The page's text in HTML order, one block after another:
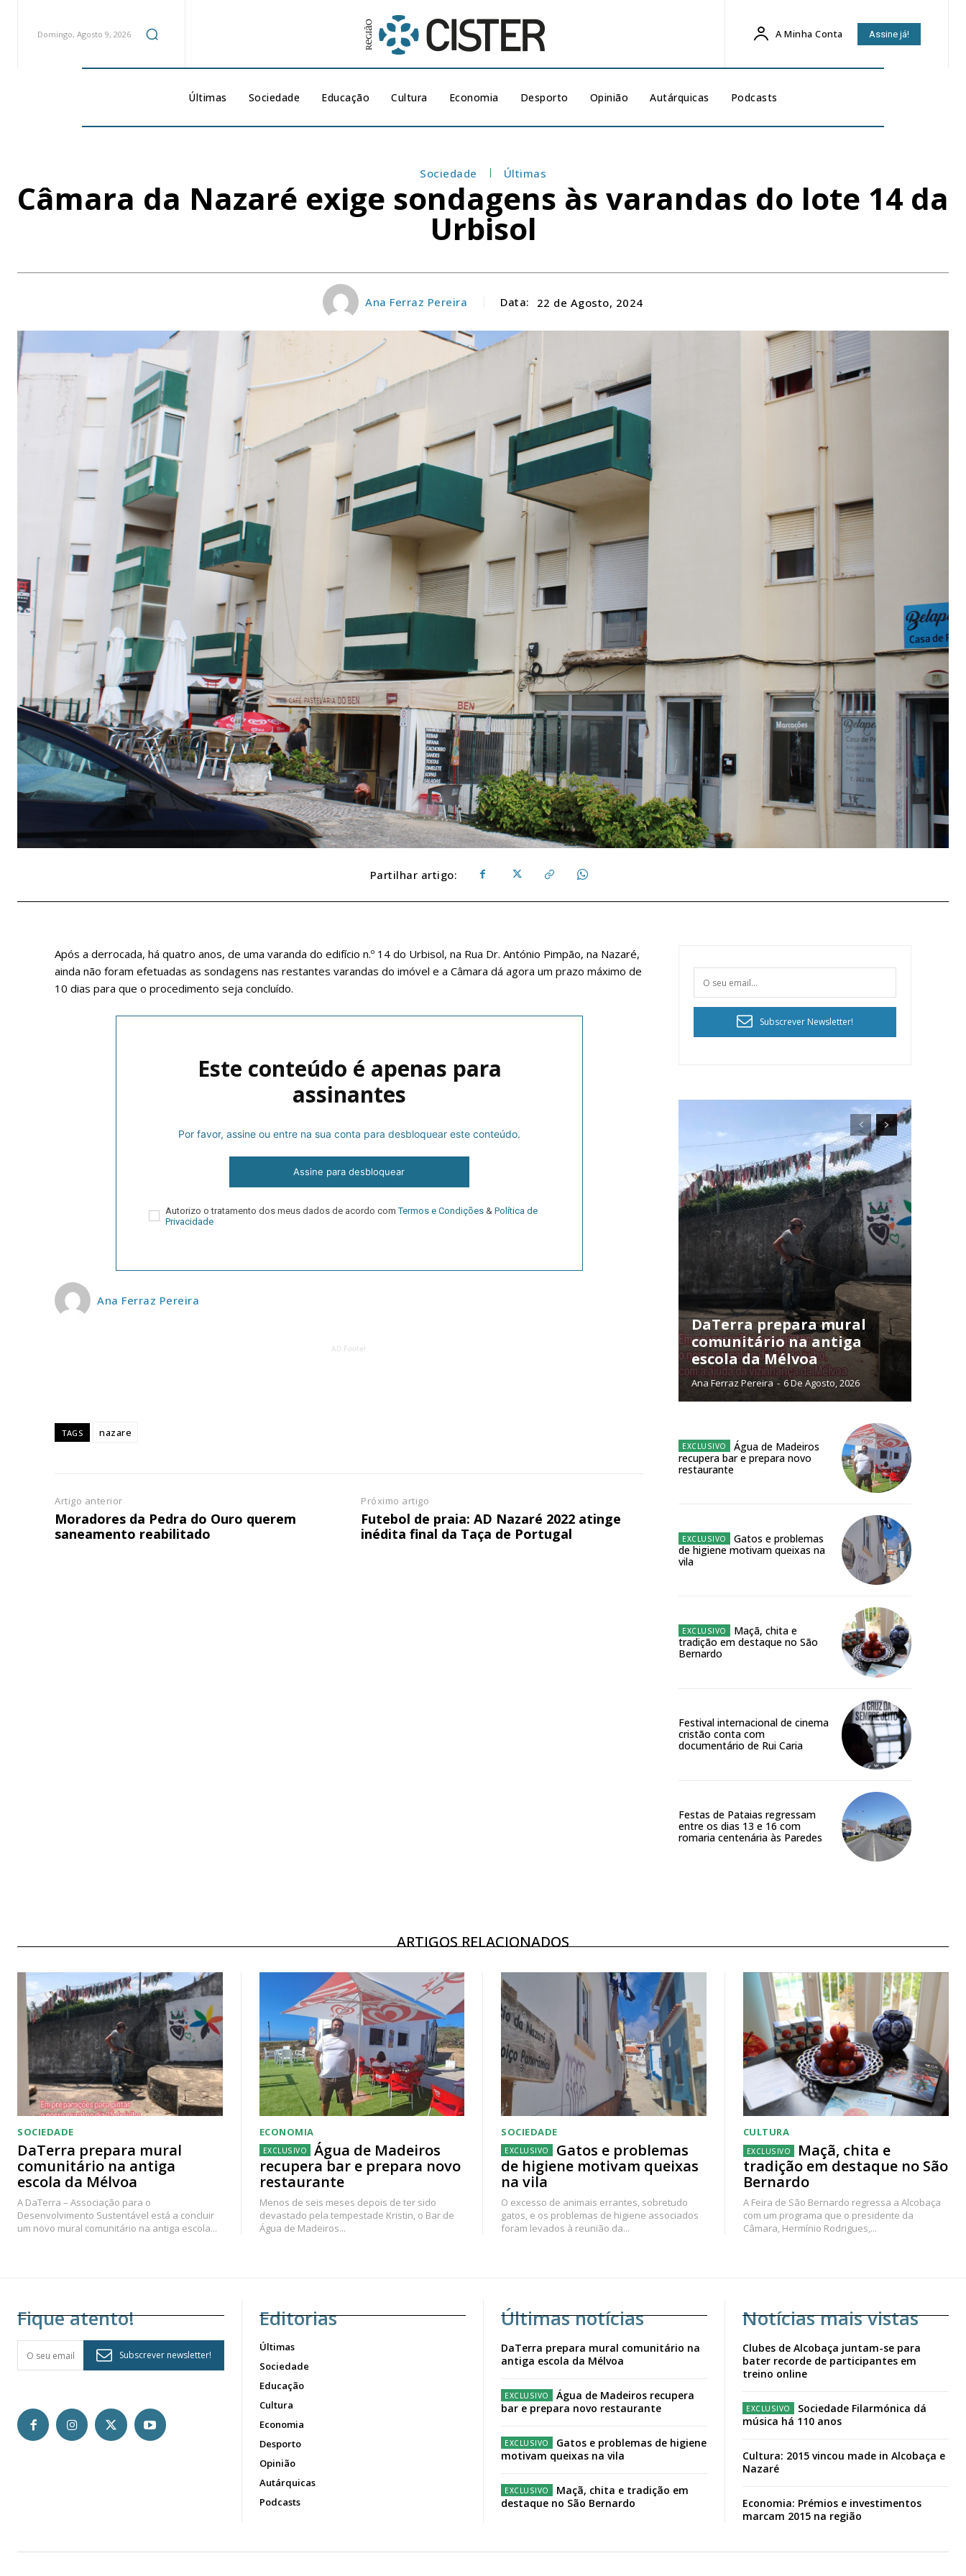
Planos de Assinatura
Faça-se assinante do Região de Cister e ajude-nos a manter este serviço público!
Sendo assinante terá acesso a todos os conteúdos exclusivos e versões digitais.
€
Ofertas para assinatura anual
ASSINATURA
DIGITAL ANUAL
Acesso aos conteúdos Exclusivos para
Escolha o plano
Domingo, Agosto 9, 2026 A Minha Conta Assine já!
Últimas Sociedade Educação Cultura Economia Desporto Opinião Autárquicas Podcasts
Sociedade Últimas
Câmara da Nazaré exige sondagens às varandas do lote 14 da
Urbisol
Ana Ferraz Pereira Data: 22 de Agosto, 2024
Partilhar artigo:
Após a derrocada, há quatro anos, de uma varanda do edifício n.º 14 do Urbisol, na Rua Dr. António Pimpão, na Nazaré,
ainda não foram efetuadas as sondagens nas restantes varandas do imóvel e a Câmara dá agora um prazo máximo de
10 dias para que o procedimento seja concluído.
Este conteúdo é apenas para
assinantes
Por favor, assine ou entre na sua conta para desbloquear este conteúdo.
Assine para desbloquear
Autorizo o tratamento dos meus dados de acordo comTermos e Condições & Política de
Privacidade
Ana Ferraz Pereira
AD Footer
TAGS nazare
Artigo anterior
Moradores da Pedra do Ouro querem
saneamento reabilitado
Próximo artigo
Futebol de praia: AD Nazaré 2022 atinge
inédita final da Taça de Portugal
Subscrever Newsletter!
DaTerra prepara mural
comunitário na antiga
escola da Mélvoa
Ana Ferraz Pereira - 6 De Agosto, 2026
Água de Madeiros
recupera bar e prepara novo
restaurante
Gatos e problemas
de higiene motivam queixas na
vila
Maçã, chita e
tradição em destaque no São
Bernardo
Festival internacional de cinema
cristão conta com
documentário de Rui Caria
Festas de Pataias regressam
entre os dias 13 e 16 com
romaria centenária às Paredes
ARTIGOS RELACIONADOS
SOCIEDADE
DaTerra prepara mural
comunitário na antiga
escola da Mélvoa
A DaTerra – Associação para o
Desenvolvimento Sustentável está a concluir
um novo mural comunitário na antiga escola...
ECONOMIA
Água de Madeiros
recupera bar e prepara novo
restaurante
Menos de seis meses depois de ter sido
devastado pela tempestade Kristin, o Bar de
Água de Madeiros...
SOCIEDADE
Gatos e problemas
de higiene motivam queixas
na vila
O excesso de animais errantes, sobretudo
gatos, e os problemas de higiene associados
foram levados à reunião da...
CULTURA
Maçã, chita e
tradição em destaque no São
Bernardo
A Feira de São Bernardo regressa a Alcobaça
com um programa que o presidente da
Câmara, Hermínio Rodrigues,...
Fique atento!
Subscrever newsletter!
Editorias
Últimas
Sociedade
Educação
Cultura
Economia
Desporto
Opinião
Autárquicas
Podcasts
Últimas notícias
DaTerra prepara mural comunitário na
antiga escola da Mélvoa
Água de Madeiros recupera
bar e prepara novo restaurante
Gatos e problemas de higiene
motivam queixas na vila
Maçã, chita e tradição em
destaque no São Bernardo
Notícias mais vistas
Clubes de Alcobaça juntam-se para
bater recorde de participantes em
treino online
Sociedade Filarmónica dá
música há 110 anos
Cultura: 2015 vincou made in Alcobaça e
Nazaré
Economia: Prémios e investimentos
marcam 2015 na região